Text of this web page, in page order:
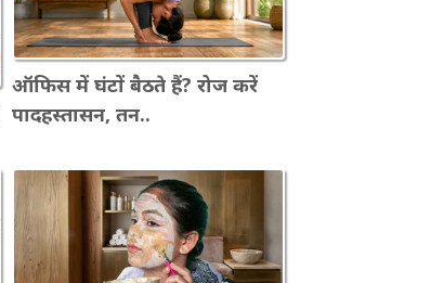
ऑफिस में घंटों बैठते हैं? रोज करें
पादहस्तासन, तन..